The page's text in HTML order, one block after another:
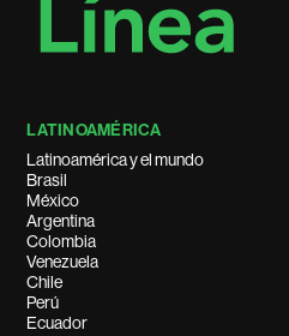
LATINOAMÉRICA
Latinoamérica y el mundo
Brasil
México
Argentina
Colombia
Venezuela
Chile
Perú
Ecuador